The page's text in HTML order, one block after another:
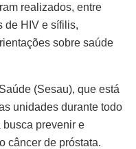
realizados, entre
de HIV e sífilis,
sobre saúde
(Sesau), que está
unidades durante todo
busca prevenir e
câncer de próstata.